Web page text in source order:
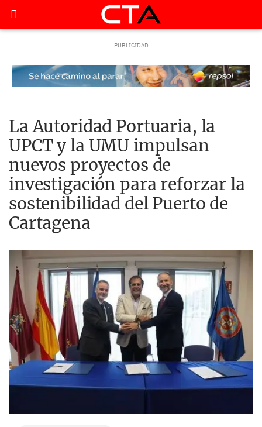
La Autoridad Portuaria, la
UPCT y la UMU impulsan
nuevos proyectos de
investigación para reforzar la
sostenibilidad del Puerto de
Cartagena